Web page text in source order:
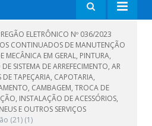
ELETRÔNICO Nº 036/2023
CONTINUADOS DE MANUTENÇÃO
MECÂNICA EM GERAL, PINTURA,
SISTEMA DE ARREFECIMENTO, AR
TAPEÇARIA, CAPOTARIA,
CAMBAGEM, TROCA DE
INSTALAÇÃO DE ACESSÓRIOS,
E OUTROS SERVIÇOS
(21) (1)